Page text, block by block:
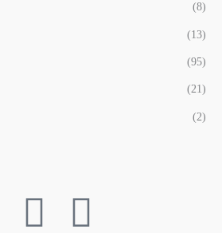
(8)
(13)
(95)
(21)
(2)
I
P